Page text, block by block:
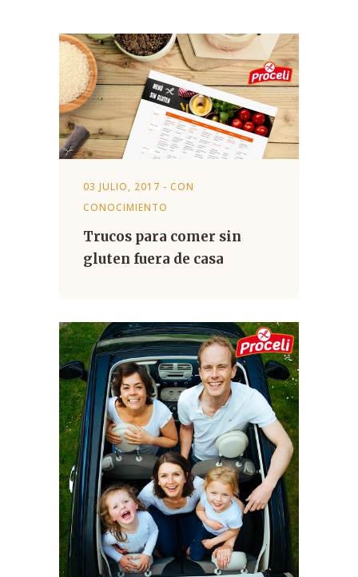
03 JULIO, 2017 - CON
CONOCIMIENTO
Trucos para comer sin
gluten fuera de casa